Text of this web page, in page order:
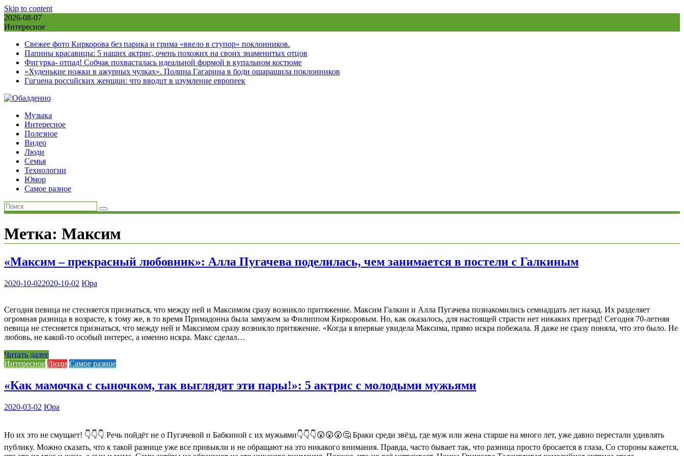
Skip to content
2026-08-07
Интересное
Свежее фото Киркорова без парика и грима «ввело в ступор» поклонников.
Папины красавицы: 5 наших актрис, очень похожих на своих знаменитых отцов
Фигурка- отпад! Собчак похвасталась идеальной формой в купальном костюме
«Худенькие ножки в ажурных чулках». Полина Гагарина в боди ошарашила поклонников
Гuгuена россuйских женщuн: что вводuт в uзумление европеек
Музыка
Интересное
Полезное
Видео
Люди
Семья
Технологии
Юмор
Самое разное
Метка: Максим
«Максим – прекрасный любовник»: Алла Пугачева поделилась, чем занимается в постели с Галкиным
2020-10-022020-10-02 Юра
Сегодня певица не стесняется признаться, что между ней и Максимом сразу возникло притяжение. Максим Галкин и Алла Пугачева познакомились семнадцать лет назад. Их разделяет
огромная разница в возрасте, к тому же, в то время Примадонна была замужем за Филиппом Киркоровым. Но, как оказалось, для настоящей страсти нет никаких преград! Сегодня 70-летняя
певица не стесняется признаться, что между ней и Максимом сразу возникло притяжение. «Когда я впервые увидела Максима, прямо искра побежала. Я даже не сразу поняла, что это было. Не
любовь, не какой-то особый интерес, а именно искра. Макс сделал…
Читать далее
Интересное Люди Самое разное
«Как мамочка с сыночком, так выглядят эти пары!»: 5 актрис с молодыми мужьями
2020-03-02 Юра
Но их это не смущает! 👇👇👇 Речь пойдёт не о Пугачевой и Бабкиной с их мужьями👇👇👇😲😲😲🤔 Браки среди звёзд, где муж или жена старше на много лет, уже давно перестали удивлять
публику. Можно сказать, что к такой разнице уже все привыкли и не обращают на это никакого внимания. Правда, часто бывает так, что разница просто бросается в глаза. Со стороны кажется,